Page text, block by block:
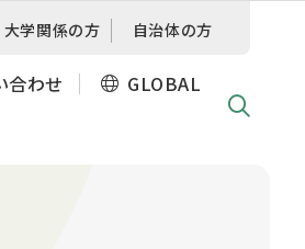
合わせ GLOBAL
大学関係の方 自治体の方